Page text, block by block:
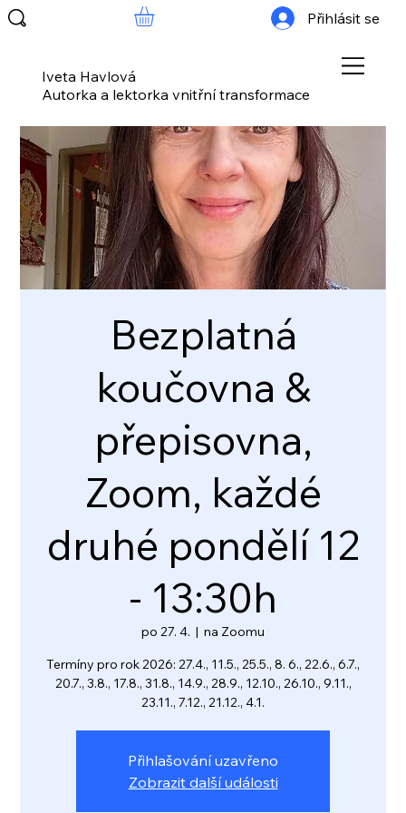
Iveta Havlová
Autorka a lektorka vnitřní transformace
Přihlásit se
Bezplatná
koučovna &
přepisovna,
Zoom, každé
druhé pondělí 12
- 13:30h
po 27. 4.
  |
na Zoomu
Termíny pro rok 2026: 27.4., 11.5., 25.5., 8. 6., 22.6., 6.7.,
20.7., 3.8., 17.8., 31.8., 14.9., 28.9., 12.10., 26.10., 9.11.,
23.11., 7.12., 21.12., 4.1.
Přihlašování uzavřeno
Zobrazit další události